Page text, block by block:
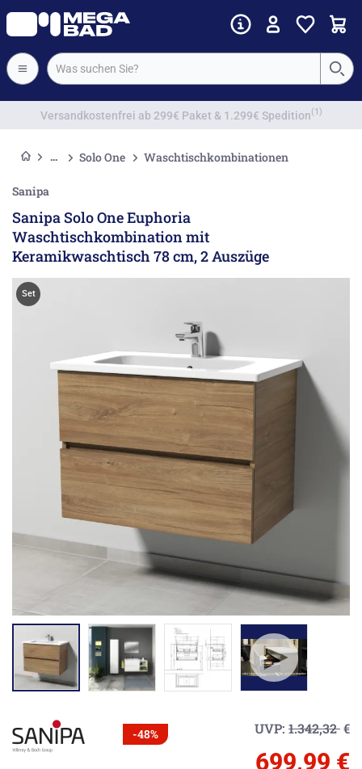
Vorkassenrabatt
Solo One Waschtischkombinationen
Sanipa
Sanipa Solo One Euphoria
Waschtischkombination mit
Keramikwaschtisch 78 cm, 2 Auszüge
Set
-48% UVP: 1.342,32€
699,99 €